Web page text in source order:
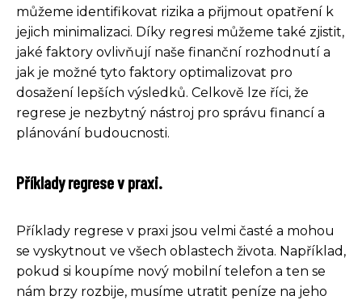
můžeme identifikovat rizika a přijmout opatření k
jejich minimalizaci. Díky regresi můžeme také zjistit,
jaké faktory ovlivňují naše finanční rozhodnutí a
jak je možné tyto faktory optimalizovat pro
dosažení lepších výsledků. Celkově lze říci, že
regrese je nezbytný nástroj pro správu financí a
plánování budoucnosti.
Příklady regrese v praxi.
Příklady regrese v praxi jsou velmi časté a mohou
se vyskytnout ve všech oblastech života. Například,
pokud si koupíme nový mobilní telefon a ten se
nám brzy rozbije, musíme utratit peníze na jeho